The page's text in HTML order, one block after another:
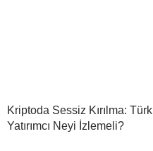
Kriptoda Sessiz Kırılma: Türk
Yatırımcı Neyi İzlemeli?